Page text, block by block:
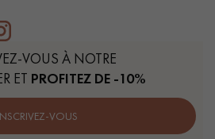
VOUS À NOTRE
ET PROFITEZ DE -10%
VOUS